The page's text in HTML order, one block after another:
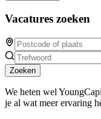
Vacatures zoeken
Zoeken
We heten wel
je al wat meer ervaring